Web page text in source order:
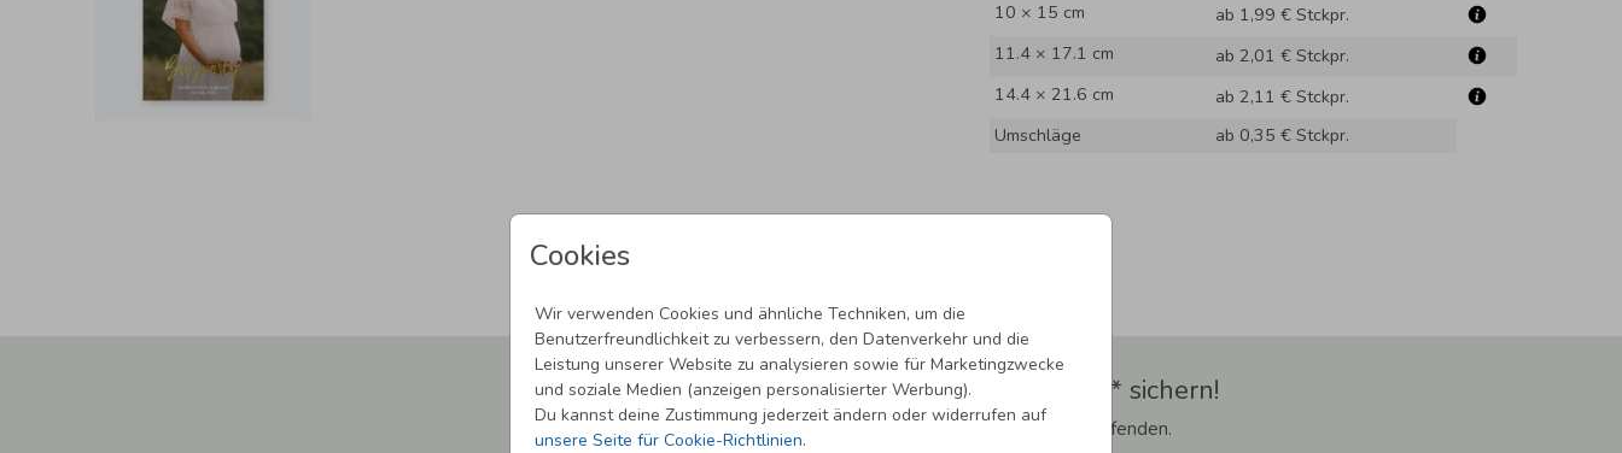
Cookies
Wir verwenden Cookies und ähnliche Techniken, um die
Benutzerfreundlichkeit zu verbessern, den Datenverkehr und die
Leistung unserer Website zu analysieren sowie für Marketingzwecke
und soziale Medien (anzeigen personalisierter Werbung).
Du kannst deine Zustimmung jederzeit ändern oder widerrufen auf
unsere Seite für Cookie-Richtlinien.
10 × 15 cm
ab 1,99 € Stckpr.
11.4 × 17.1 cm
ab 2,01 € Stckpr.
14.4 × 21.6 cm
ab 2,11 € Stckpr.
Umschläge
ab 0,35 € Stckpr.
Newsletter abonnieren und 5,00 € Rabatt** sichern!
Melde Dich zu unserem Newsletter an und bleibe auf dem Laufenden.